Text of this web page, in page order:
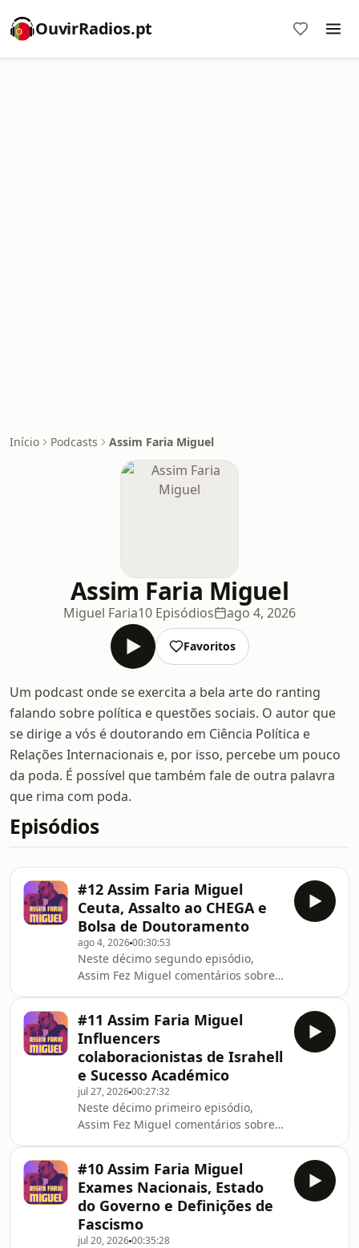
OuvirRadios.pt
Início Podcasts Assim Faria Miguel
Assim Faria Miguel
Miguel Faria10 Episódios ago 4, 2026
Favoritos
Um podcast onde se exercita a bela arte do ranting
falando sobre política e questões sociais. O autor que
se dirige a vós é doutorando em Ciência Política e
Relações Internacionais e, por isso, percebe um pouco
da poda. É possível que também fale de outra palavra
que rima com poda.
Episódios
#12 Assim Faria Miguel
Ceuta, Assalto ao CHEGA e
Bolsa de Doutoramento
ago 4, 202600:30:53
Neste décimo segundo episódio,
Assim Fez Miguel comentários sobre o
CHEGA e ainda sobre o processo de
atribuição de bolsas de doutoramento
da FCT.
#11 Assim Faria Miguel
Influencers
colaboracionistas de Israhell
e Sucesso Académico
jul 27, 202600:27:32
Neste décimo primeiro episódio,
Assim Fez Miguel comentários sobre
recente sucesso académico.
#10 Assim Faria Miguel
Exames Nacionais, Estado
do Governo e Definições de
Fascismo
jul 20, 202600:35:28